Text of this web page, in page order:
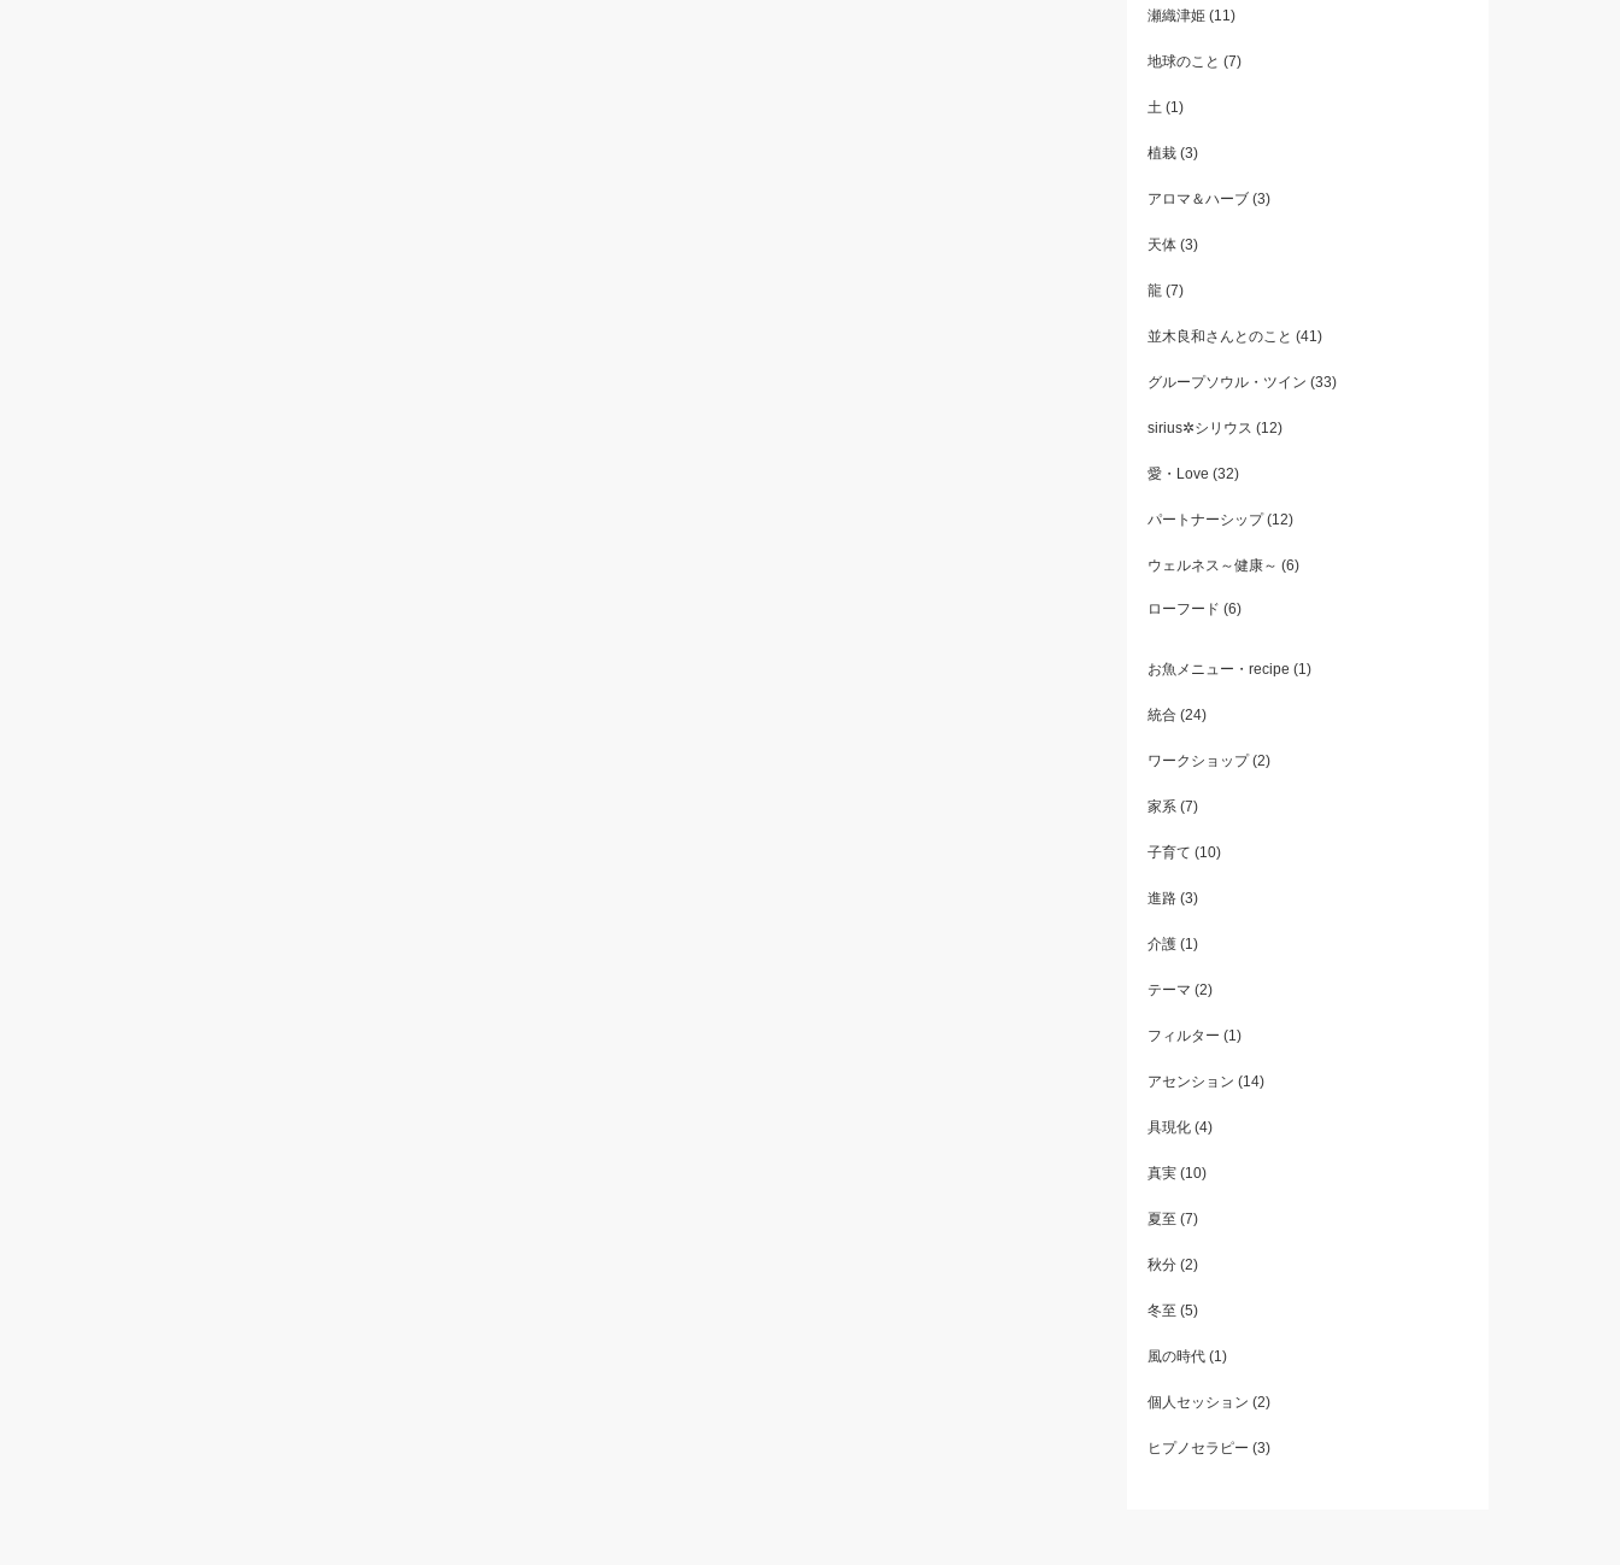
瀬織津姫(11)
地球のこと (7)
土(1)
植栽(3)
アロマ＆ハーブ(3)
天体(3)
龍(7)
並木良和さんとのこと (41)
グループソウル・ツイン (33)
sirius✲シリウス (12)
愛・Love (32)
パートナーシップ(12)
ウェルネス～健康～ (6)
ローフード (6)
お魚メニュー・recipe (1)
統合 (24)
ワークショップ(2)
家系(7)
子育て (10)
進路(3)
介護(1)
テーマ (2)
フィルター (1)
アセンション (14)
具現化(4)
真実(10)
夏至 (7)
秋分(2)
冬至 (5)
風の時代(1)
個人セッション (2)
ヒプノセラピー (3)